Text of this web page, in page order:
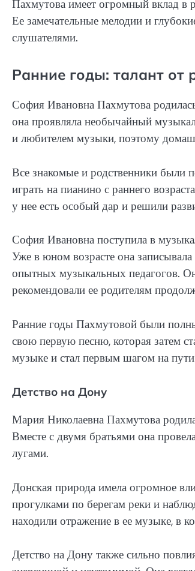
Пахмутова имеет огромный вклад в
Ее замечательные мелодии и
слушателями.
Ранние годы: талант от
София Ивановна Пахмутова
она проявляла необычайный
и любителем музыки, поэтому
Все знакомые и родственники были
играть на пианино с раннего
у нее есть особый дар и решили
София Ивановна поступила в
Уже в юном возрасте она
опытных музыкальных педагогов.
рекомендовали ее родителям
Ранние годы Пахмутовой были
свою первую песню, которая затем
музыке и стал первым шагом на
Детство на Дону
Мария Николаевна Пахмутова
Вместе с двумя братьями она
лугами.
Донская природа имела огромное
прогулками по берегам реки и
находили отражение в ее музыке, в
Детство на Дону также сильно